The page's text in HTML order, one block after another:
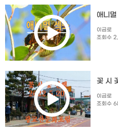
애니
이금로
조회수
꽃 시
이금로
조회수